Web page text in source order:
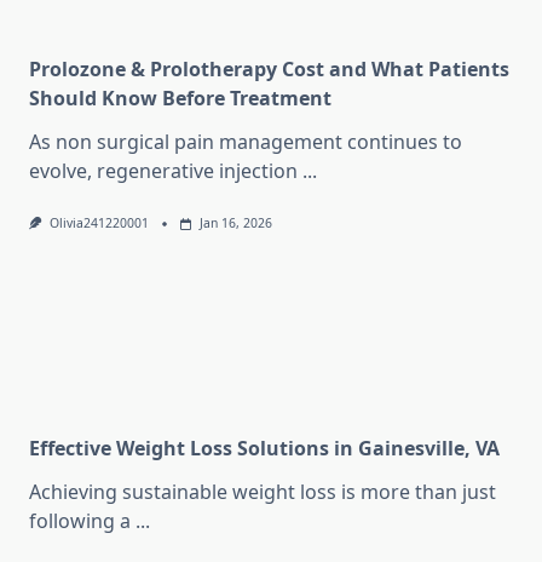
Prolozone & Prolotherapy Cost and What Patients
Should Know Before Treatment
As non surgical pain management continues to
evolve, regenerative injection ...
Olivia241220001 Jan 16, 2026
Effective Weight Loss Solutions in Gainesville, VA
Achieving sustainable weight loss is more than just
following a ...